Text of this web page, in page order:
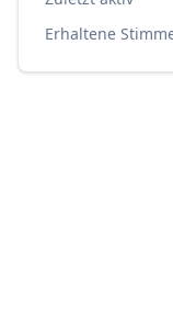
Erhaltene